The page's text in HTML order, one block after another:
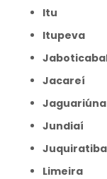
Itu
Itupeva
Jacareí
Jaguariúna
Jundiaí
Juquiratiba
Limeira